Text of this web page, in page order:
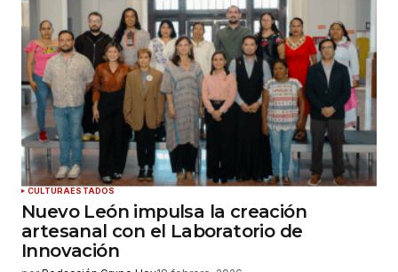
CULTURAESTADOS
Nuevo León impulsa la creación
artesanal con el Laboratorio de
Innovación